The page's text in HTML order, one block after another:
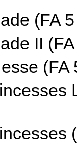
(FA
II
(FA